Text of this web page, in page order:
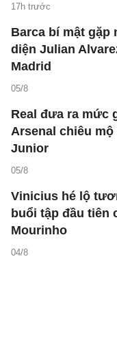
17h trước
Barca bí mật gặp
diện Julian
Madrid
05/8
Real đưa ra mức
Arsenal chiêu
Junior
05/8
Vinicius hé lộ
buổi tập đầu tiên
Mourinho
04/8